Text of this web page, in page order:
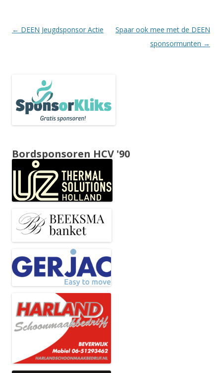
Berichtnavigatie
← DEEN Jeugdsponsor Actie
Spaar ook mee met de DEEN
sponsormunten →
Bordsponsoren HCV '90